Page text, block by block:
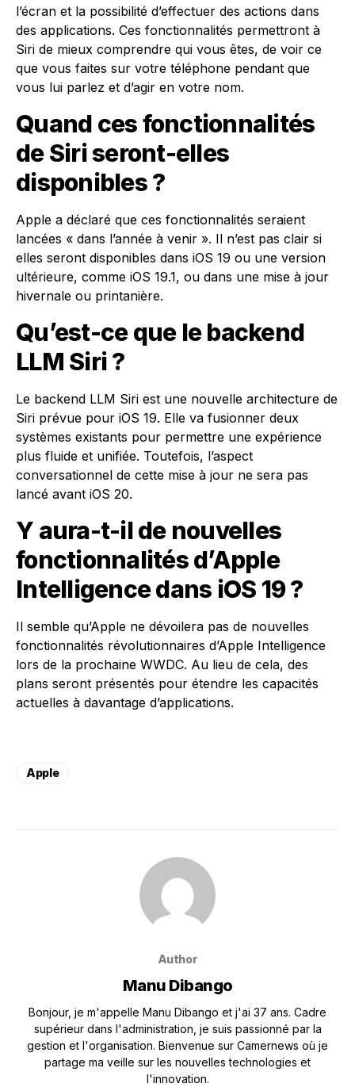
l’écran et la possibilité d’effectuer des actions dans
des applications. Ces fonctionnalités permettront à
Siri de mieux comprendre qui vous êtes, de voir ce
que vous faites sur votre téléphone pendant que
vous lui parlez et d’agir en votre nom.
Quand ces fonctionnalités
de Siri seront-elles
disponibles ?
Apple a déclaré que ces fonctionnalités seraient
lancées « dans l’année à venir ». Il n’est pas clair si
elles seront disponibles dans iOS 19 ou une version
ultérieure, comme iOS 19.1, ou dans une mise à jour
hivernale ou printanière.
Qu’est-ce que le backend
LLM Siri ?
Le backend LLM Siri est une nouvelle architecture de
Siri prévue pour iOS 19. Elle va fusionner deux
systèmes existants pour permettre une expérience
plus fluide et unifiée. Toutefois, l’aspect
conversationnel de cette mise à jour ne sera pas
lancé avant iOS 20.
Y aura-t-il de nouvelles
fonctionnalités d’Apple
Intelligence dans iOS 19 ?
Il semble qu’Apple ne dévoilera pas de nouvelles
fonctionnalités révolutionnaires d’Apple Intelligence
lors de la prochaine WWDC. Au lieu de cela, des
plans seront présentés pour étendre les capacités
actuelles à davantage d’applications.
Apple
Author
Manu Dibango
Bonjour, je m'appelle Manu Dibango et j'ai 37 ans. Cadre
supérieur dans l'administration, je suis passionné par la
gestion et l'organisation. Bienvenue sur Camernews où je
partage ma veille sur les nouvelles technologies et
l'innovation.